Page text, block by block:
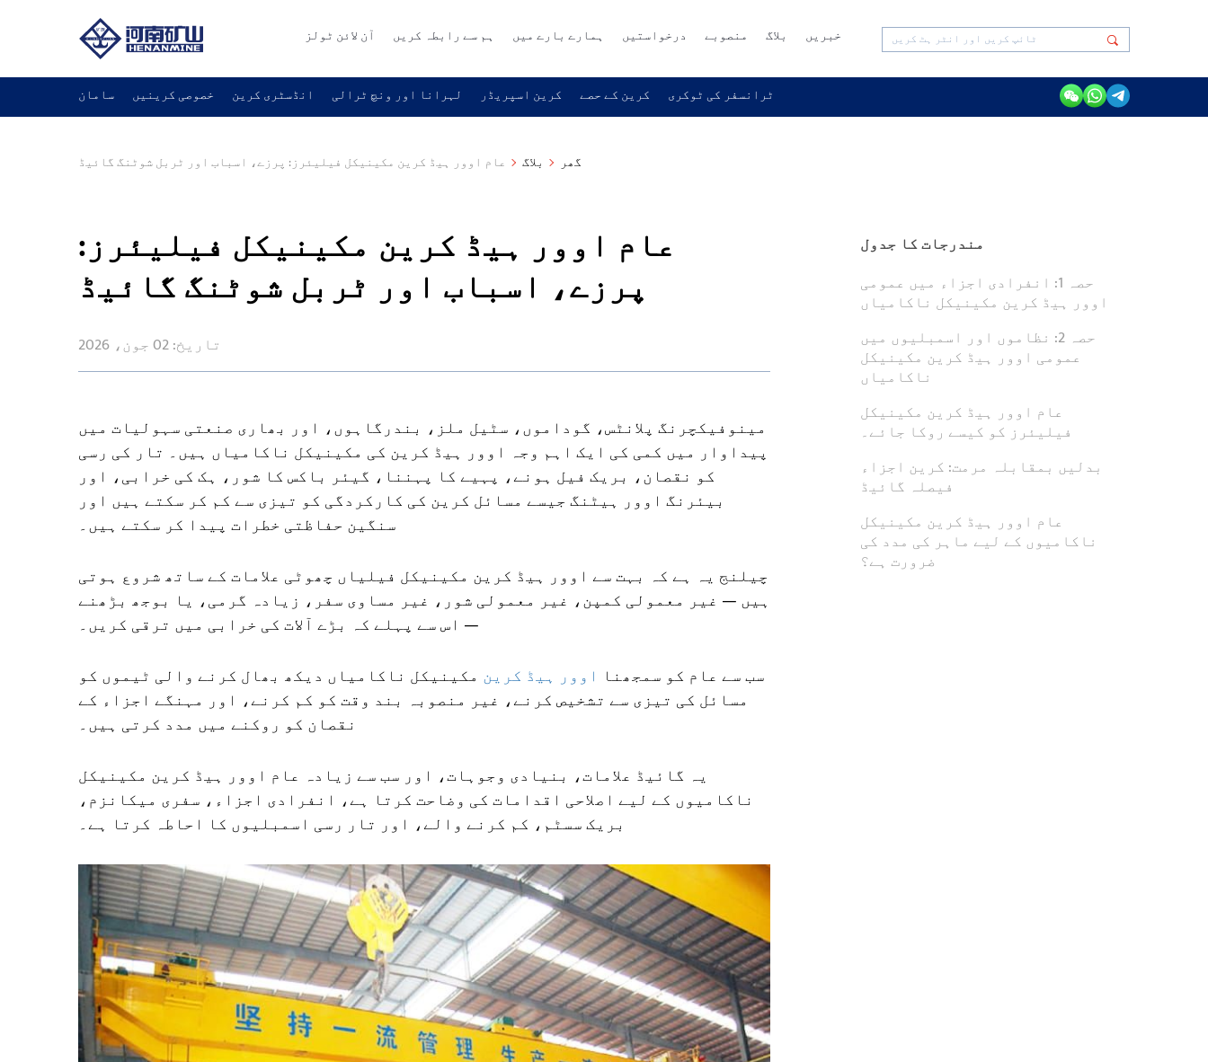
آن لائن ٹولز ہم سے رابطہ کریں ہمارے بارے میں درخواستیں منصوبے بلاگ خبریں
سامان خصوصی کرینیں انڈسٹری کرین لہرانا اور ونچ ٹرالی کرین اسپریڈر کرین کے حصے ٹرانسفر کی ٹوکری
گھر بلاگ عام اوور ہیڈ کرین مکینیکل فیلیئرز: پرزے، اسباب اور ٹربل شوٹنگ گائیڈ
عام اوور ہیڈ کرین مکینیکل فیلیئرز:
پرزے، اسباب اور ٹربل شوٹنگ گائیڈ
تاریخ: 02 جون، 2026
مندرجات کا جدول
حصہ 1: انفرادی اجزاء میں عمومی
اوور ہیڈ کرین مکینیکل ناکامیاں
حصہ 2: نظاموں اور اسمبلیوں میں
عمومی اوور ہیڈ کرین مکینیکل
ناکامیاں
عام اوور ہیڈ کرین مکینیکل
فیلیئرز کو کیسے روکا جائے۔
بدلیں بمقابلہ مرمت: کرین اجزاء
فیصلہ گائیڈ
عام اوور ہیڈ کرین مکینیکل
ناکامیوں کے لیے ماہر کی مدد کی
ضرورت ہے؟
مینوفیکچرنگ پلانٹس، گوداموں، سٹیل ملز، بندرگاہوں، اور بھاری صنعتی سہولیات میں
پیداوار میں کمی کی ایک اہم وجہ اوور ہیڈ کرین کی مکینیکل ناکامیاں ہیں۔ تار کی رسی
کو نقصان، بریک فیل ہونے، پہیے کا پہننا، گیئر باکس کا شور، ہک کی خرابی، اور
بیئرنگ اوور ہیٹنگ جیسے مسائل کرین کی کارکردگی کو تیزی سے کم کر سکتے ہیں اور
سنگین حفاظتی خطرات پیدا کر سکتے ہیں۔
چیلنج یہ ہے کہ بہت سے اوور ہیڈ کرین مکینیکل فیلیاں چھوٹی علامات کے ساتھ شروع ہوتی
ہیں — غیر معمولی کمپن، غیر معمولی شور، غیر مساوی سفر، زیادہ گرمی، یا بوجھ بڑھنے
— اس سے پہلے کہ بڑے آلات کی خرابی میں ترقی کریں۔
سب سے عام کو سمجھنا اوور ہیڈ کرین مکینیکل ناکامیاں دیکھ بھال کرنے والی ٹیموں کو
مسائل کی تیزی سے تشخیص کرنے، غیر منصوبہ بند وقت کو کم کرنے، اور مہنگے اجزاء کے
نقصان کو روکنے میں مدد کرتی ہیں۔
یہ گائیڈ علامات، بنیادی وجوہات، اور سب سے زیادہ عام اوور ہیڈ کرین مکینیکل
ناکامیوں کے لیے اصلاحی اقدامات کی وضاحت کرتا ہے، انفرادی اجزاء، سفری میکانزم،
بریک سسٹم، کم کرنے والے، اور تار رسی اسمبلیوں کا احاطہ کرتا ہے۔